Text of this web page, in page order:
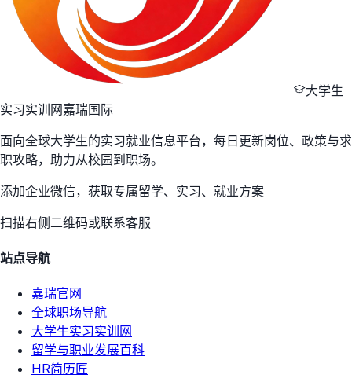
大学生
实习实训网嘉瑞国际
面向全球大学生的实习就业信息平台，每日更新岗位、政策与求
职攻略，助力从校园到职场。
添加企业微信，获取专属留学、实习、就业方案
扫描右侧二维码或联系客服
站点导航
嘉瑞官网
全球职场导航
大学生实习实训网
留学与职业发展百科
HR简历匠